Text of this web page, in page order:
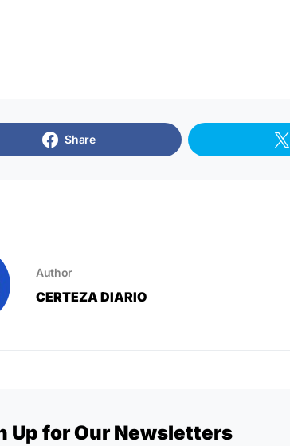
Share
Author
CERTEZA DIARIO
Up for Our Newsletters